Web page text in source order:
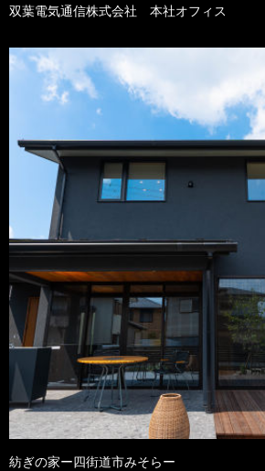
双葉電気通信株式会社 本社オフィス
紡ぎの家ー四街道市みそらー